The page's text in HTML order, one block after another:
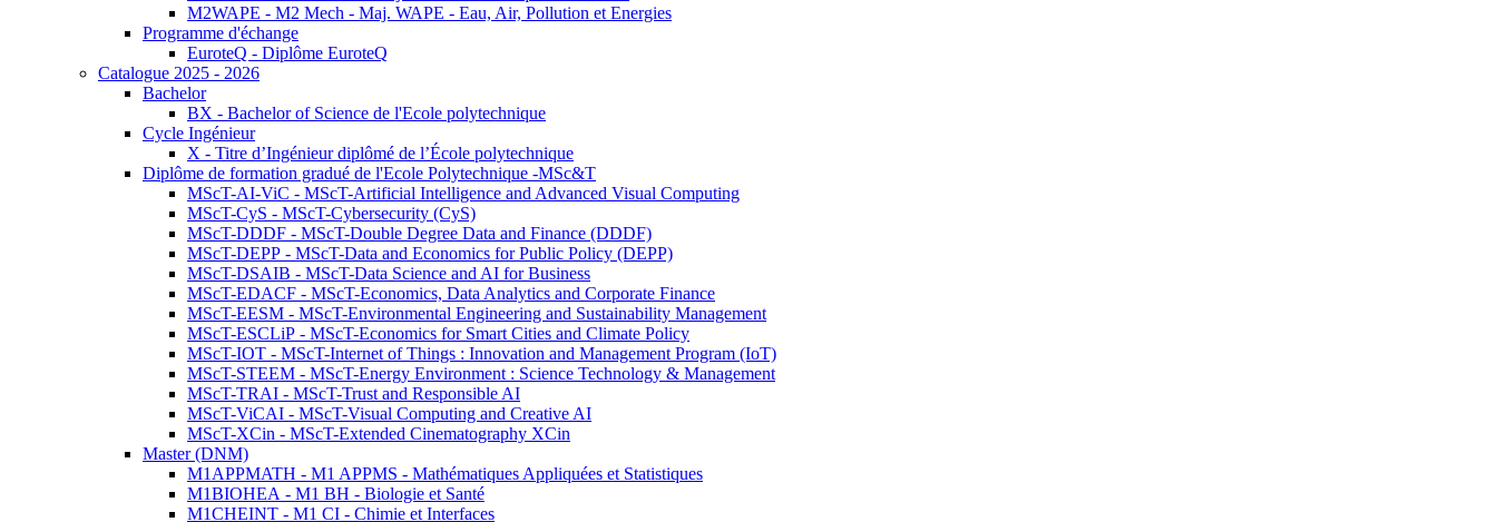
M2WAPE - M2 Mech - Maj. WAPE - Eau, Air, Pollution et Energies
Programme d'échange
EuroteQ - Diplôme EuroteQ
Catalogue 2025 - 2026
Bachelor
BX - Bachelor of Science de l'Ecole polytechnique
Cycle Ingénieur
X - Titre d’Ingénieur diplômé de l’École polytechnique
Diplôme de formation gradué de l'Ecole Polytechnique -MSc&T
MScT-AI-ViC - MScT-Artificial Intelligence and Advanced Visual Computing
MScT-CyS - MScT-Cybersecurity (CyS)
MScT-DDDF - MScT-Double Degree Data and Finance (DDDF)
MScT-DEPP - MScT-Data and Economics for Public Policy (DEPP)
MScT-DSAIB - MScT-Data Science and AI for Business
MScT-EDACF - MScT-Economics, Data Analytics and Corporate Finance
MScT-EESM - MScT-Environmental Engineering and Sustainability Management
MScT-ESCLiP - MScT-Economics for Smart Cities and Climate Policy
MScT-IOT - MScT-Internet of Things : Innovation and Management Program (IoT)
MScT-STEEM - MScT-Energy Environment : Science Technology & Management
MScT-TRAI - MScT-Trust and Responsible AI
MScT-ViCAI - MScT-Visual Computing and Creative AI
MScT-XCin - MScT-Extended Cinematography XCin
Master (DNM)
M1APPMATH - M1 APPMS - Mathématiques Appliquées et Statistiques
M1BIOHEA - M1 BH - Biologie et Santé
M1CHEINT - M1 CI - Chimie et Interfaces